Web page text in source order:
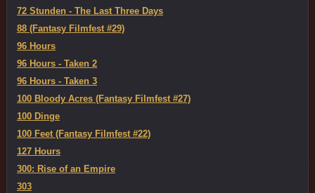
72 Stunden - The Last Three Days
88 (Fantasy Filmfest #29)
96 Hours
96 Hours - Taken 2
96 Hours - Taken 3
100 Bloody Acres (Fantasy Filmfest #27)
100 Dinge
100 Feet (Fantasy Filmfest #22)
127 Hours
300: Rise of an Empire
303